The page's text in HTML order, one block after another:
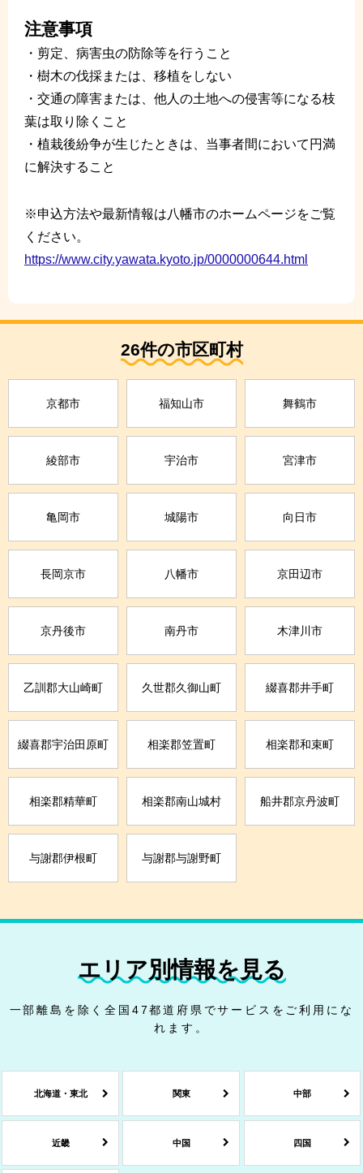
注意事項
・剪定、病害虫の防除等を行うこと
・樹木の伐採または、移植をしない
・交通の障害または、他人の土地への侵害等になる枝
葉は取り除くこと
・植栽後紛争が生じたときは、当事者間において円満
に解決すること
※申込方法や最新情報は八幡市のホームページをご覧
ください。
https://www.city.yawata.kyoto.jp/0000000644.html
26件の市区町村
京都市 福知山市 舞鶴市
綾部市 宇治市 宮津市
亀岡市 城陽市 向日市
長岡京市 八幡市 京田辺市
京丹後市 南丹市 木津川市
乙訓郡大山崎町 久世郡久御山町 綴喜郡井手町
綴喜郡宇治田原町 相楽郡笠置町 相楽郡和束町
相楽郡精華町 相楽郡南山城村 船井郡京丹波町
与謝郡伊根町 与謝郡与謝野町
エリア別情報を見る
一部離島を除く全国47都道府県でサービスをご利用にな
れます。
北海道・東北 関東 中部
近畿 中国 四国